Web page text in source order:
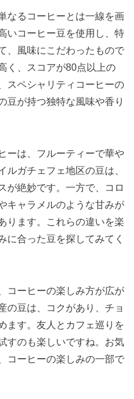
なるコーヒーとは一線を画
いコーヒー豆を使用し、特
、風味にこだわったもので
く、スコアが80点以上の
スペシャリティコーヒーの
豆が持つ独特な風味や香り
ーは、フルーティーで華や
ルガチェフェ地区の豆は、
が絶妙です。一方で、コロ
キャラメルのような甘みが
ります。これらの違いを楽
に合った豆を探してみてく
コーヒーの楽しみ方が広が
の豆は、コクがあり、チョ
ます。友人とカフェ巡りを
すのも楽しいですね。お気
コーヒーの楽しみの一部で